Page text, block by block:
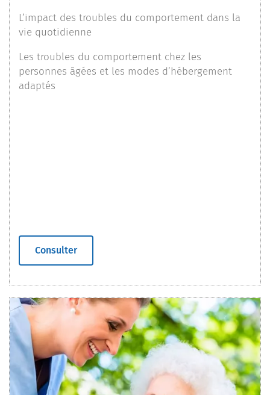
L’impact des troubles du comportement dans la
vie quotidienne
Les troubles du comportement chez les
personnes âgées et les modes d’hébergement
adaptés
Consulter